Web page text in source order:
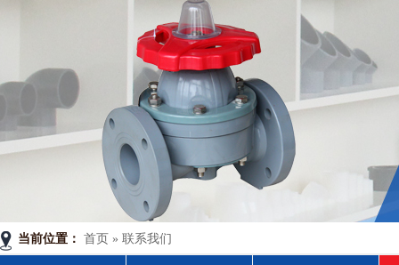
当前位置： 首页 » 联系我们